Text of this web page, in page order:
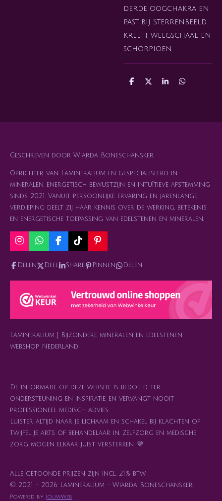
derde oogchakra en
past bij Sterrenbeeld
kreeft, weegschaal en
schorpioen
D
D
S
D
Geschreven door Wiarda Boneschansker
Oprichter van Lamineralium en gespecialiseerd in
mineralen, energetisch bewustzijn en intuïtieve afstemming
sinds 2021. Vanuit persoonlijke ervaring en jarenlange
verdieping deelt zij haar kennis over de werking, betekenis
en energetische toepassing van edelstenen en mineralen.
I
s
a
r
a
W
a
t
s
p
p
F
c
b
T
k
o
P
n
e
e
s
Delen Deel Share Pinnen Delen
Lamineralium | Bijzondere mineralen en edelstenen
webshop Nederland
De informatie op deze website is bedoeld ter
ondersteuning en inspiratie, en vervangt nooit
professioneel medisch advies.
Luister altijd naar je lichaam en schakel bij klachten of
twijfel je arts of behandelaar in. Zelfzorg en medische
zorg mogen elkaar juist versterken. 💜
Alle getoonde prijzen zijn incl. 21% btw
© 2021 - 2026 Lamineralium - Wiarda Boneschansker
Powered by JouwWeb